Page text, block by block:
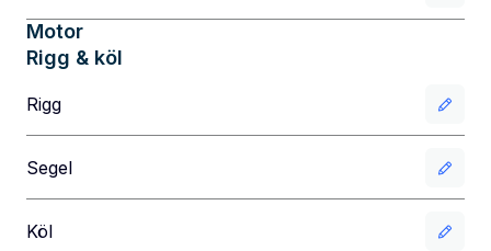
Motor
Rigg & köl
Rigg
Segel
Köl